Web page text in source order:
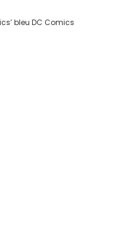
bleu DC Comics